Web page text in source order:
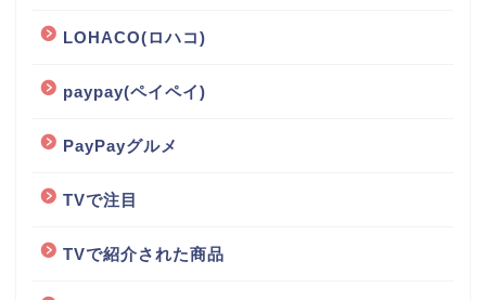
LOHACO(ロハコ)
paypay(ペイペイ)
PayPayグルメ
TVで注目
TVで紹介された商品